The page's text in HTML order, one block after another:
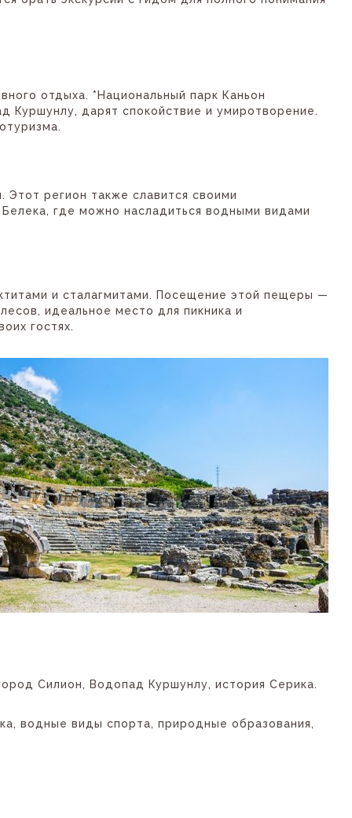
отдыха. *Национальный парк Каньон
Куршунлу, дарят спокойствие и умиротворение.
регион также славится своими
где можно насладиться водными видами
и сталагмитами. Посещение этой пещеры —
идеальное место для пикника и
гостях.
Силион, Водопад Куршунлу, история Серика.
водные виды спорта, природные образования,